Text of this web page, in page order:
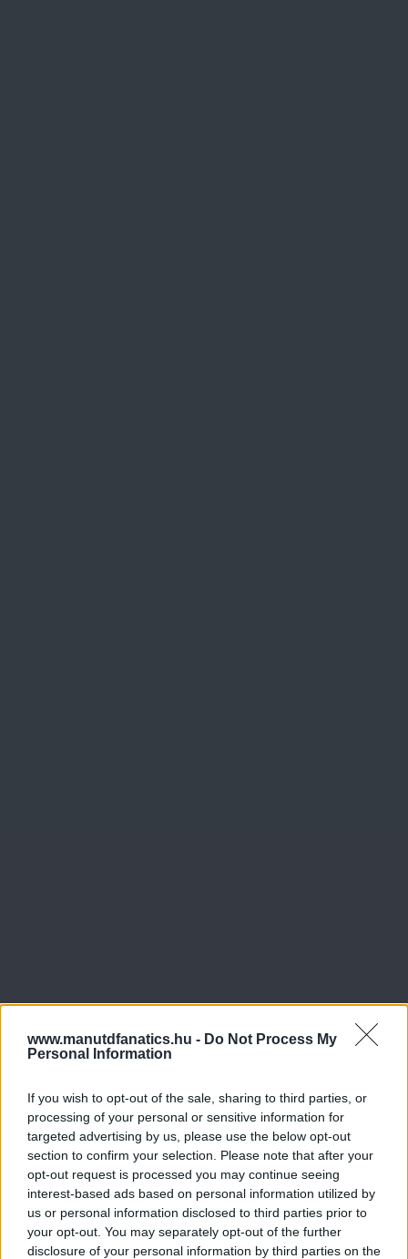
www.manutdfanatics.hu - Do Not Process My
Personal Information
If you wish to opt-out of the sale, sharing to third parties, or
processing of your personal or sensitive information for
targeted advertising by us, please use the below opt-out
section to confirm your selection. Please note that after your
opt-out request is processed you may continue seeing
interest-based ads based on personal information utilized by
us or personal information disclosed to third parties prior to
your opt-out. You may separately opt-out of the further
disclosure of your personal information by third parties on the